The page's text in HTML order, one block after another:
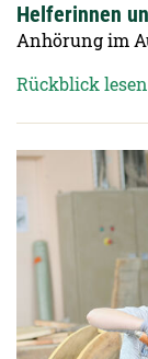
Helferinnen
Anhörung im
Rückblick lesen
Detailansicht